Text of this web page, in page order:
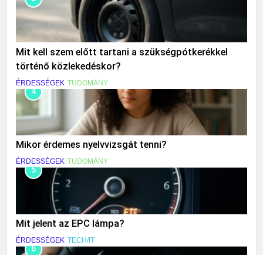
Mit kell szem előtt tartani a szükségpótkerékkel
történő közlekedéskor?
ÉRDESSÉGEK TUDOMÁNY
4
Mikor érdemes nyelvvizsgát tenni?
ÉRDESSÉGEK TUDOMÁNY
5
Mit jelent az EPC lámpa?
ÉRDESSÉGEK TECH/IT
6